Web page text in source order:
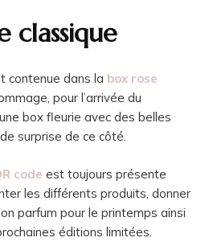
classique
contenue dans la box rose
pour l’arrivée du
box fleurie avec des belles
surprise de ce côté.
code est toujours présente
les différents produits, donner
parfum pour le printemps ainsi
éditions limitées.